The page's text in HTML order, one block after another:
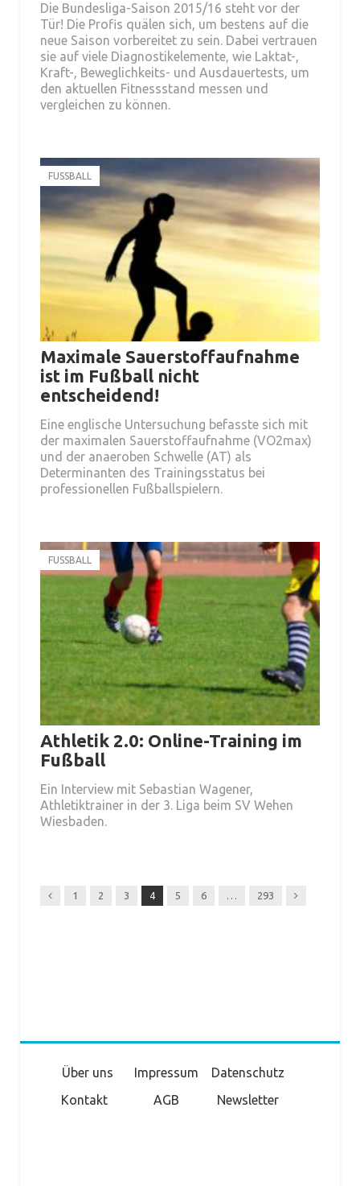
Die Bundesliga-Saison 2015/16 steht vor der
Tür! Die Profis quälen sich, um bestens auf die
neue Saison vorbereitet zu sein. Dabei vertrauen
sie auf viele Diagnostikelemente, wie Laktat-,
Kraft-, Beweglichkeits- und Ausdauertests, um
den aktuellen Fitnessstand messen und
vergleichen zu können.
FUSSBALL
Maximale Sauerstoffaufnahme
ist im Fußball nicht
entscheidend!
Eine englische Untersuchung befasste sich mit
der maximalen Sauerstoffaufnahme (VO2max)
und der anaeroben Schwelle (AT) als
Determinanten des Trainingsstatus bei
professionellen Fußballspielern.
FUSSBALL
Athletik 2.0: Online-Training im
Fußball
Ein Interview mit Sebastian Wagener,
Athletiktrainer in der 3. Liga beim SV Wehen
Wiesbaden.
Previous
1 2 3 4 5 6 293 Next
Über uns Impressum
Datenschutz
Kontakt
AGB Newsletter